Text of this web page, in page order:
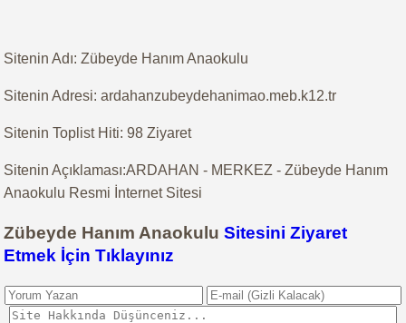
Sitenin Adı: Zübeyde Hanım Anaokulu
Sitenin Adresi: ardahanzubeydehanimao.meb.k12.tr
Sitenin Toplist Hiti: 98 Ziyaret
Sitenin Açıklaması:ARDAHAN - MERKEZ - Zübeyde Hanım
Anaokulu Resmi İnternet Sitesi
Zübeyde Hanım AnaokuluSitesini Ziyaret
Etmek İçin Tıklayınız